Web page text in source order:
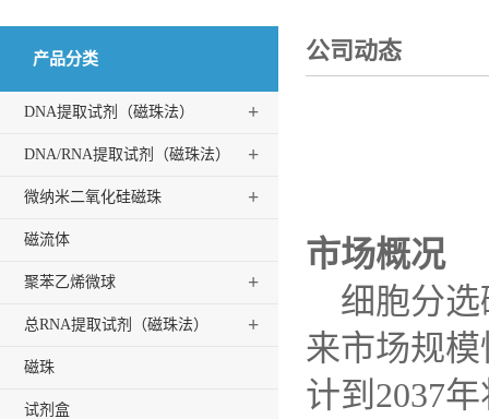
产品分类
DNA提取试剂（磁珠法） +
DNA/RNA提取试剂（磁珠法） +
微纳米二氧化硅磁珠 +
磁流体
聚苯乙烯微球 +
总RNA提取试剂（磁珠法） +
磁珠
试剂盒
公司动态
市场概况
细胞分
来市场规
计到 2037年